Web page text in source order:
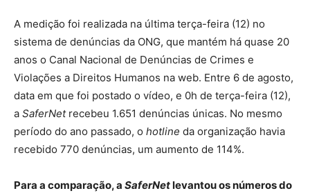
A medição foi realizada na última terça-feira (12) no
sistema de denúncias da ONG, que mantém há quase 20
anos o Canal Nacional de Denúncias de Crimes e
Violações a Direitos Humanos na web. Entre 6 de agosto,
data em que foi postado o vídeo, e 0h de terça-feira (12),
a SaferNetrecebeu 1.651 denúncias únicas. No mesmo
período do ano passado, o hotline da organização havia
recebido 770 denúncias, um aumento de 114%.
Para a comparação, a SaferNetlevantou os números do